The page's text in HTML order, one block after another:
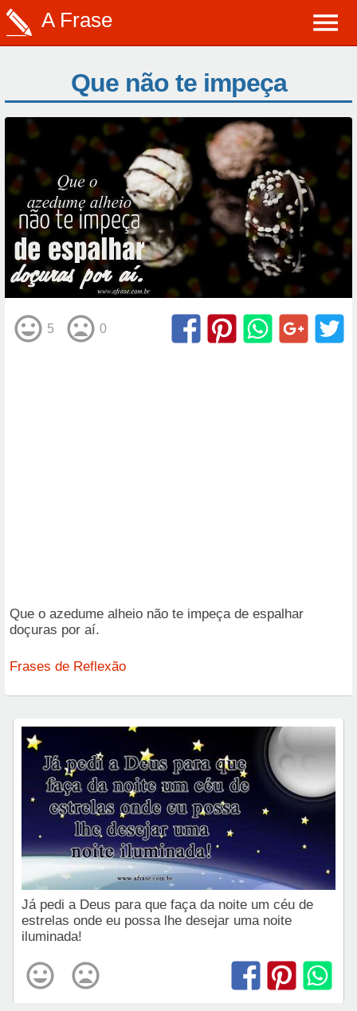
A Frase
Que não te impeça
5 0
Que o azedume alheio não te impeça de espalhar
doçuras por aí.
Frases de Reflexão
Já pedi a Deus para que faça da noite um céu de
estrelas onde eu possa lhe desejar uma noite
iluminada!